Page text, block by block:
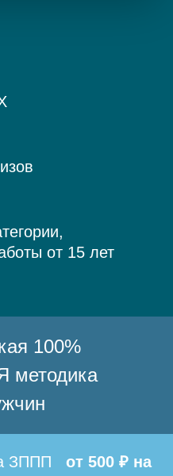
от 15 лет
100%
ЗППП
от 500 ₽ на